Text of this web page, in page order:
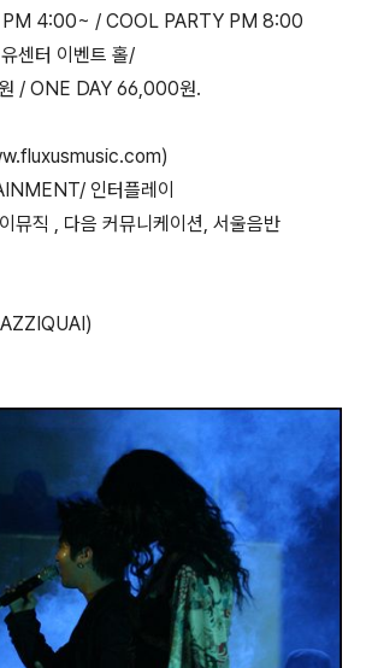
4:00~ / COOL PARTY PM 8:00
센터 이벤트 홀/
/ ONE DAY 66,000원.
인터플레이
뮤직 , 다음 커뮤니케이션, 서울음반